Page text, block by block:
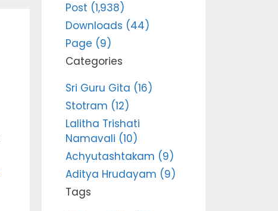
Post (1,938)
Downloads (44)
Page (9)
Categories
Sri Guru Gita (16)
Stotram (12)
Lalitha Trishati
Namavali (10)
Achyutashtakam (9)
Aditya Hrudayam (9)
Tags